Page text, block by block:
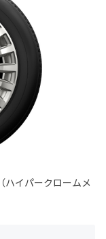
イパークロームメ